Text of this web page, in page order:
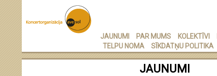
JAUNUMI PAR MUMS KOLEKTĪVI
TELPU NOMA
SĪKDATŅU POLITIKA
JAUNUMI